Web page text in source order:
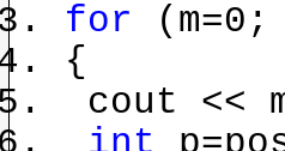
for (m=0;
{
cout <<